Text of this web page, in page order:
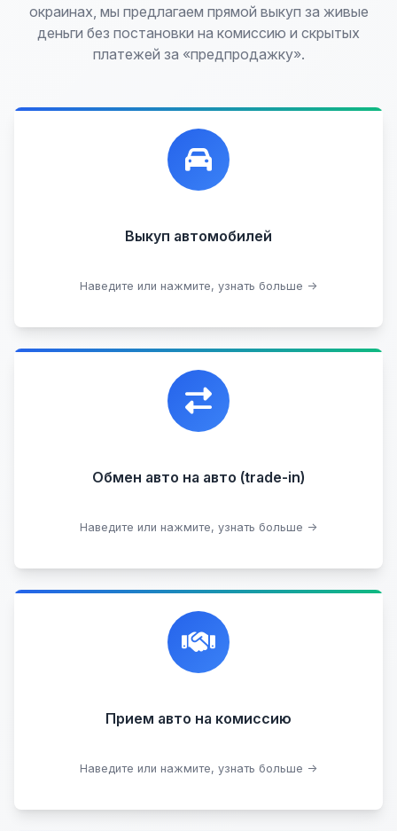
окраинах, мы предлагаем прямой выкуп за живые
деньги без постановки на комиссию и скрытых
платежей за «предпродажку».
Выкуп автомобилей
Наведите или нажмите, узнать больше →
Лучшие предложения по выкупу автомобилей,
любых:
Проблемные
Кредитные
В залоге
Узнать стоимость
Обмен авто на авто (trade-in)
Наведите или нажмите, узнать больше →
Уникальная возможность обменять ваш
автомобиль с доплатой, подобрав вам
подходящий вариант.
Подобрать авто
Прием авто на комиссию
Наведите или нажмите, узнать больше →
Честная и профессиональная экспертиза, реклама,
переговоры с клиентами, подготовка документов,
сопровождение сделки.
Прием битых авто
Оставить на комиссии